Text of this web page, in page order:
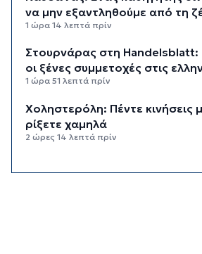
να μην εξαντληθούμε από τη
1 ώρα 14 λεπτά πρίν
Στουρνάρας στη Handelsblatt:
οι ξένες συμμετοχές στις
1 ώρα 51 λεπτά πρίν
Χοληστερόλη: Πέντε κινήσεις
ρίξετε χαμηλά
2 ώρες 14 λεπτά πρίν